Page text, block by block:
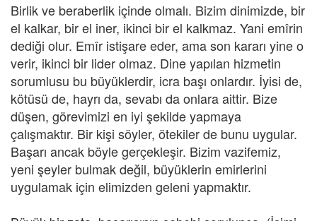
Birlik ve beraberlik içinde olmalı. Bizim dinimizde, bir
el kalkar, bir el iner, ikinci bir el kalkmaz. Yani emîrin
dediği olur. Emîr istişare eder, ama son kararı yine o
verir, ikinci bir lider olmaz. Dine yapılan hizmetin
sorumlusu bu büyüklerdir, icra başı onlardır. İyisi de,
kötüsü de, hayrı da, sevabı da onlara aittir. Bize
düşen, görevimizi en iyi şekilde yapmaya
çalışmaktır. Bir kişi söyler, ötekiler de bunu uygular.
Başarı ancak böyle gerçekleşir. Bizim vazifemiz,
yeni şeyler bulmak değil, büyüklerin emirlerini
uygulamak için elimizden geleni yapmaktır.